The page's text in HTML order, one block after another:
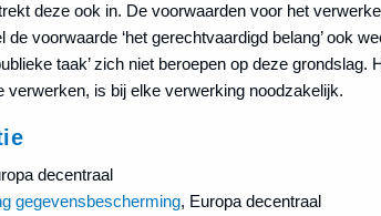
deze ook in. De voorwaarden voor het
de voorwaarde ‘het gerechtvaardigd belang’ ook
taak’ zich niet beroepen op deze
verwerken, is bij elke verwerking noodzakelijk.
decentraal
gegevensbescherming, Europa decentraal